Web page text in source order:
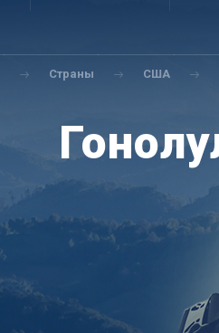
Страны США